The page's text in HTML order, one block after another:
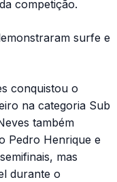
competição.
surfe e
conquistou o
na categoria Sub
também
Pedro Henrique e
mas
durante o